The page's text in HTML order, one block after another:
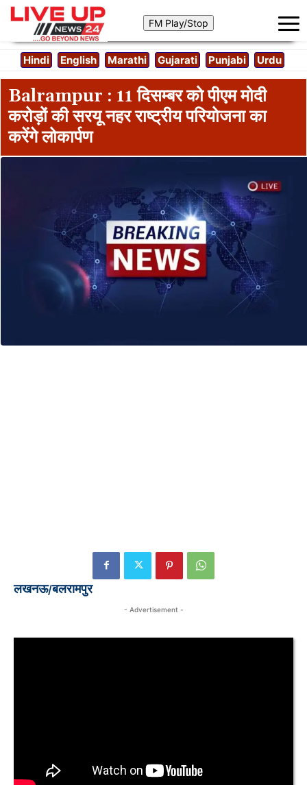
Hindi English Marathi Gujarati Punjabi Urdu
Balrampur : 11 दिसम्बर को पीएम मोदी
करोड़ों की सरयू नहर राष्ट्रीय परियोजना का
करेंगे लोकार्पण
लखनऊ/बलरामपुर
- Advertisement -